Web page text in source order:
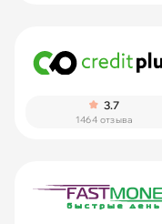
3.7
1464 отзыва